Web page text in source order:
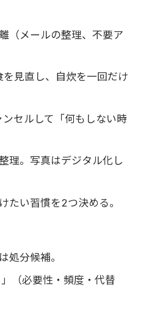
（メールの整理、不要ア
見直し、自炊を一回だけ
セルして「何もしない時
理。写真はデジタル化し
たい習慣を2つ決める。
処分候補。
（必要性・頻度・代替